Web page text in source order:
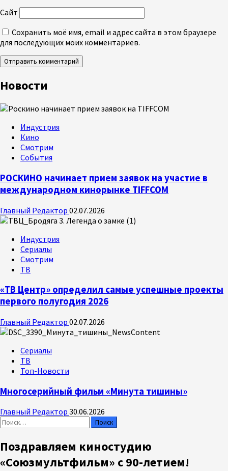
Сайт
Сохранить моё имя, email и адрес сайта в этом браузере
для последующих моих комментариев.
Новости
Индустрия
Кино
Смотрим
События
РОСКИНО начинает прием заявок на участие в
международном кинорынке TIFFCOM
Главный Редактор 02.07.2026
Индустрия
Сериалы
Смотрим
ТВ
«ТВ Центр» определил самые успешные проекты
первого полугодия 2026
Главный Редактор 02.07.2026
Сериалы
ТВ
Топ-Новости
Многосерийный фильм «Минута тишины»
Главный Редактор 30.06.2026
Найти:
Поздравляем киностудию
«Союзмультфильм» с 90-летием!